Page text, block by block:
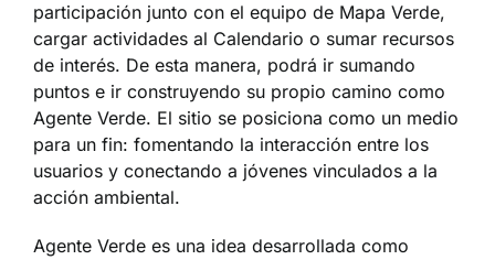
participación junto con el equipo de Mapa Verde,
cargar actividades al Calendario o sumar recursos
de interés. De esta manera, podrá ir sumando
puntos e ir construyendo su propio camino como
Agente Verde. El sitio se posiciona como un medio
para un fin: fomentando la interacción entre los
usuarios y conectando a jóvenes vinculados a la
acción ambiental.
Agente Verde es una idea desarrollada como